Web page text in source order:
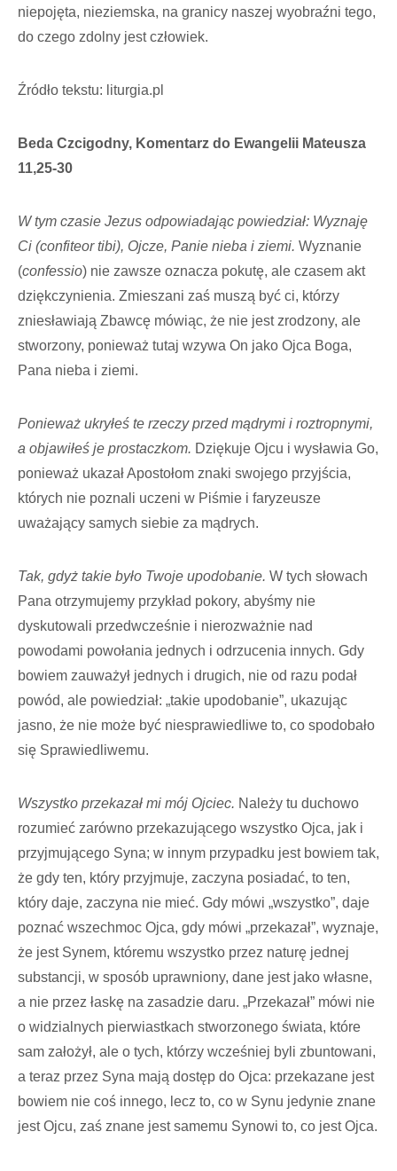
niepojęta, nieziemska, na granicy naszej wyobraźni tego,
do czego zdolny jest człowiek.
Źródło tekstu: liturgia.pl
Beda Czcigodny, Komentarz do Ewangelii Mateusza
11,25-30
W tym czasie Jezus odpowiadając powiedział: Wyznaję
Ci (confiteor tibi), Ojcze, Panie nieba i ziemi. Wyznanie
(confessio) nie zawsze oznacza pokutę, ale czasem akt
dziękczynienia. Zmieszani zaś muszą być ci, którzy
zniesławiają Zbawcę mówiąc, że nie jest zrodzony, ale
stworzony, ponieważ tutaj wzywa On jako Ojca Boga,
Pana nieba i ziemi.
Ponieważ ukryłeś te rzeczy przed mądrymi i roztropnymi,
a objawiłeś je prostaczkom. Dziękuje Ojcu i wysławia Go,
ponieważ ukazał Apostołom znaki swojego przyjścia,
których nie poznali uczeni w Piśmie i faryzeusze
uważający samych siebie za mądrych.
Tak, gdyż takie było Twoje upodobanie. W tych słowach
Pana otrzymujemy przykład pokory, abyśmy nie
dyskutowali przedwcześnie i nierozważnie nad
powodami powołania jednych i odrzucenia innych. Gdy
bowiem zauważył jednych i drugich, nie od razu podał
powód, ale powiedział: „takie upodobanie”, ukazując
jasno, że nie może być niesprawiedliwe to, co spodobało
się Sprawiedliwemu.
Wszystko przekazał mi mój Ojciec. Należy tu duchowo
rozumieć zarówno przekazującego wszystko Ojca, jak i
przyjmującego Syna; w innym przypadku jest bowiem tak,
że gdy ten, który przyjmuje, zaczyna posiadać, to ten,
który daje, zaczyna nie mieć. Gdy mówi „wszystko”, daje
poznać wszechmoc Ojca, gdy mówi „przekazał”, wyznaje,
że jest Synem, któremu wszystko przez naturę jednej
substancji, w sposób uprawniony, dane jest jako własne,
a nie przez łaskę na zasadzie daru. „Przekazał” mówi nie
o widzialnych pierwiastkach stworzonego świata, które
sam założył, ale o tych, którzy wcześniej byli zbuntowani,
a teraz przez Syna mają dostęp do Ojca: przekazane jest
bowiem nie coś innego, lecz to, co w Synu jedynie znane
jest Ojcu, zaś znane jest samemu Synowi to, co jest Ojca.